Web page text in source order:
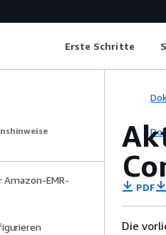
Erste Schritte
EMR-
PDF
Die